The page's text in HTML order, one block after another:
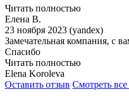
Читать полностью
Елена В.
23 ноября 2023 (yandex)
Замечательная компания, с
Спасибо
Читать полностью
Elena Koroleva
Оставить отзыв Смотреть